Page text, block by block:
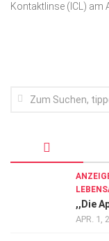
Wirtschaft, Recht,
Kampf gegen
Kontaktlinse (ICL) am
,,Die
APR. 1,